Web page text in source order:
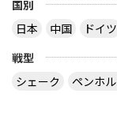
なら接
ラケッ
る想定
国別
日本
中国 ドイツ
戦型
シェーク
ペンホ